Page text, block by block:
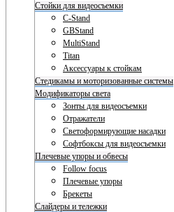
Стойки для видеосъемки
C-Stand
GBStand
MultiStand
Titan
Аксессуары к стойкам
Стедикамы и моторизованные системы
Модификаторы света
Зонты для видеосъемки
Отражатели
Светоформирующие насадки
Софтбоксы для видеосъемки
Плечевые упоры и обвесы
Follow focus
Плечевые упоры
Брекеты
Слайдеры и тележки